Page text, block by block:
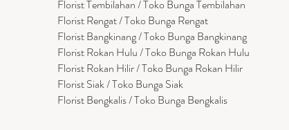
Florist Tembilahan / Toko Bunga Tembilahan
Florist Rengat / Toko Bunga Rengat
Florist Bangkinang / Toko Bunga Bangkinang
Florist Rokan Hulu / Toko Bunga Rokan Hulu
Florist Rokan Hilir / Toko Bunga Rokan Hilir
Florist Siak / Toko Bunga Siak
Florist Bengkalis / Toko Bunga Bengkalis